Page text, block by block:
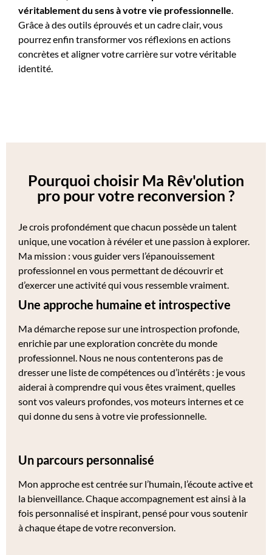
véritablement du sens à votre vie professionnelle.
Grâce à des outils éprouvés et un cadre clair, vous
pourrez enfin transformer vos réflexions en actions
concrètes et aligner votre carrière sur votre véritable
identité.
Pourquoi choisir Ma Rêv'olution
pro pour votre reconversion ?
Je crois profondément que chacun possède un talent
unique, une vocation à révéler et une passion à explorer.
Ma mission : vous guider vers l’épanouissement
professionnel en vous permettant de découvrir et
d’exercer une activité qui vous ressemble vraiment.
Une approche humaine et introspective
Ma démarche repose sur une introspection profonde,
enrichie par une exploration concrète du monde
professionnel. Nous ne nous contenterons pas de
dresser une liste de compétences ou d’intérêts : je vous
aiderai à comprendre qui vous êtes vraiment, quelles
sont vos valeurs profondes, vos moteurs internes et ce
qui donne du sens à votre vie professionnelle.
Un parcours personnalisé
Mon approche est centrée sur l’humain, l’écoute active et
la bienveillance. Chaque accompagnement est ainsi à la
fois personnalisé et inspirant, pensé pour vous soutenir
à chaque étape de votre reconversion.